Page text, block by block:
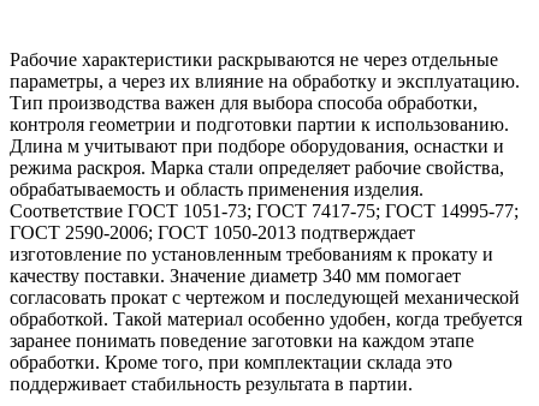
Рабочие характеристики раскрываются не через отдельные
параметры, а через их влияние на обработку и эксплуатацию.
Тип производства важен для выбора способа обработки,
контроля геометрии и подготовки партии к использованию.
Длина м учитывают при подборе оборудования, оснастки и
режима раскроя. Марка стали определяет рабочие свойства,
обрабатываемость и область применения изделия.
Соответствие ГОСТ 1051-73; ГОСТ 7417-75; ГОСТ 14995-77;
ГОСТ 2590-2006; ГОСТ 1050-2013 подтверждает
изготовление по установленным требованиям к прокату и
качеству поставки. Значение диаметр 340 мм помогает
согласовать прокат с чертежом и последующей механической
обработкой. Такой материал особенно удобен, когда требуется
заранее понимать поведение заготовки на каждом этапе
обработки. Кроме того, при комплектации склада это
поддерживает стабильность результата в партии.